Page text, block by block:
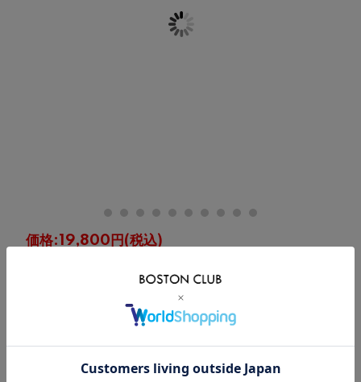
価格:19,800円 (税込)
[ポイント還元 198ポイント～]